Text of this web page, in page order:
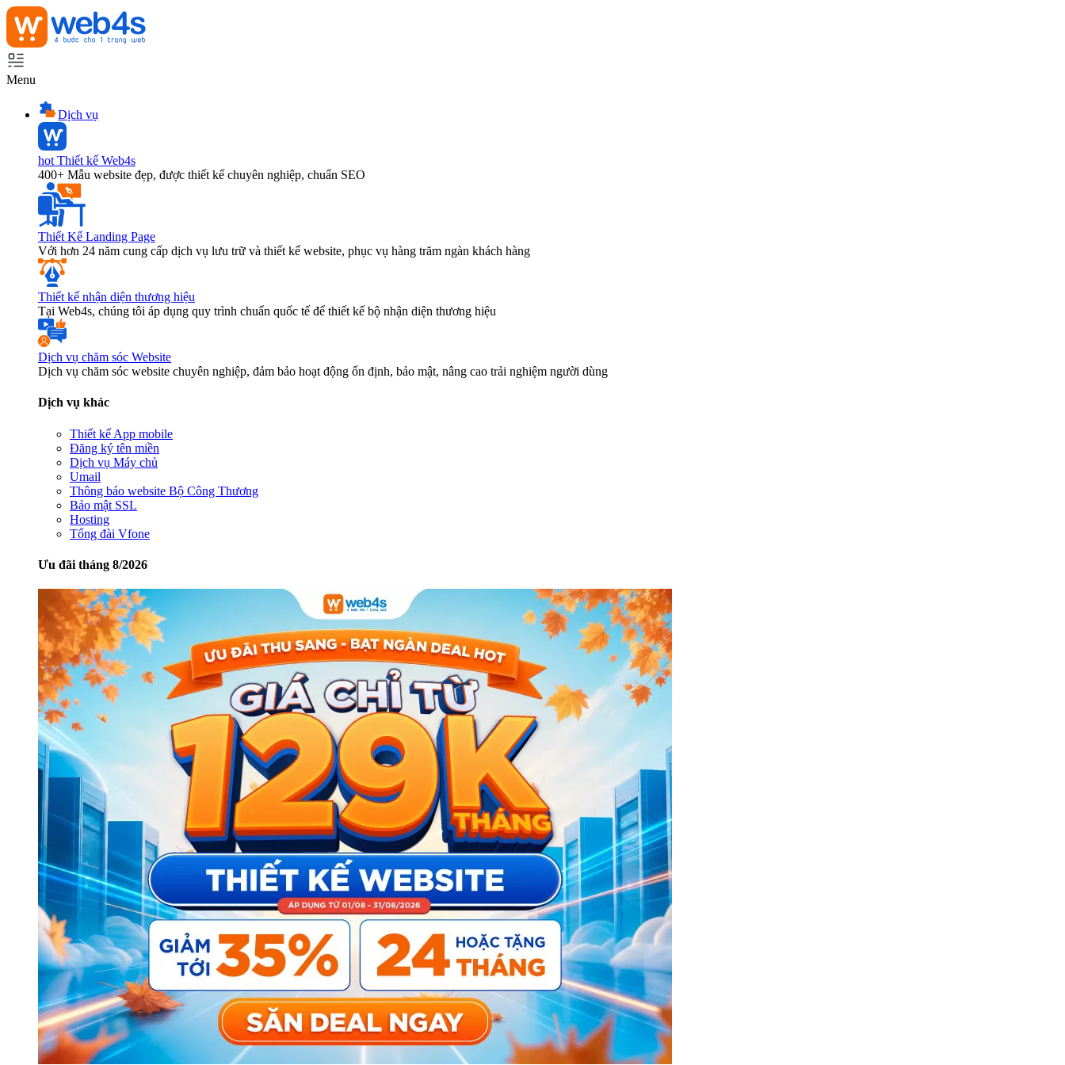
Menu
Dịch vụ
hot Thiết kế Web4s
400+ Mẫu website đẹp, được thiết kế chuyên nghiệp, chuẩn SEO
Thiết Kế Landing Page
Với hơn 24 năm cung cấp dịch vụ lưu trữ và thiết kế website, phục vụ hàng trăm ngàn khách hàng
Thiết kế nhận diện thương hiệu
Tại Web4s, chúng tôi áp dụng quy trình chuẩn quốc tế để thiết kế bộ nhận diện thương hiệu
Dịch vụ chăm sóc Website
Dịch vụ chăm sóc website chuyên nghiệp, đảm bảo hoạt động ổn định, bảo mật, nâng cao trải nghiệm người dùng
Dịch vụ khác
Thiết kế App mobile
Đăng ký tên miền
Dịch vụ Máy chủ
Umail
Thông báo website Bộ Công Thương
Bảo mật SSL
Hosting
Tổng đài Vfone
Ưu đãi tháng 8/2026